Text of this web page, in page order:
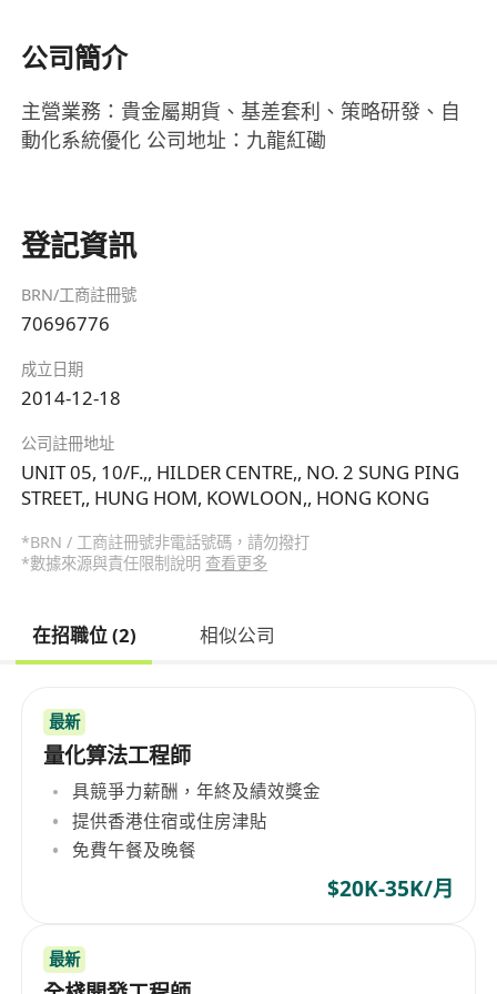
公司簡介
主營業務：貴金屬期貨、基差套利、策略研發、自
動化系統優化 公司地址：九龍紅磡
登記資訊
BRN/工商註冊號
70696776
成立日期
2014-12-18
公司註冊地址
UNIT 05, 10/F.,, HILDER CENTRE,, NO. 2 SUNG PING
STREET,, HUNG HOM, KOWLOON,, HONG KONG
*BRN / 工商註冊號非電話號碼，請勿撥打
*數據來源與責任限制說明 查看更多
在招職位 (2) 相似公司
最新
量化算法工程師
具競爭力薪酬，年終及績效獎金
提供香港住宿或住房津貼
免費午餐及晚餐
$20K-35K/月
最新